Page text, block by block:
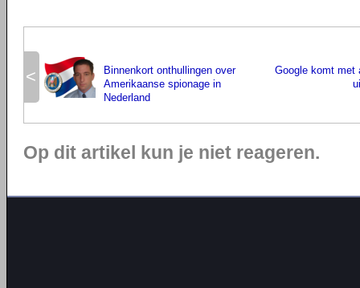
<
Binnenkort onthullingen over
Amerikaanse spionage in
Nederland
Google komt met
Op dit artikel kun je niet reageren.